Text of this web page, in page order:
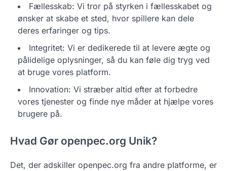
Fællesskab: Vi tror på styrken i fællesskabet og
ønsker at skabe et sted, hvor spillere kan dele
deres erfaringer og tips.
Integritet: Vi er dedikerede til at levere ægte og
pålidelige oplysninger, så du kan føle dig tryg ved
at bruge vores platform.
Innovation: Vi stræber altid efter at forbedre
vores tjenester og finde nye måder at hjælpe vores
brugere på.
Hvad Gør openpec.org Unik?
Det, der adskiller openpec.org fra andre platforme, er